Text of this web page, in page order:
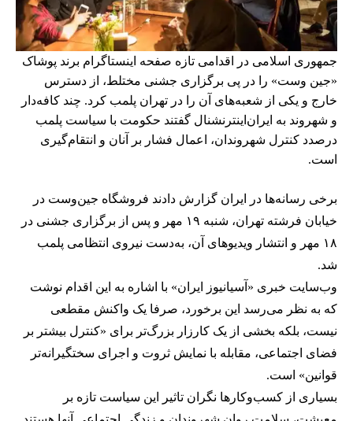
جمهوری اسلامی در اقدامی تازه صفحه اینستاگرام برند پوشاک
«جین وست» را در پی برگزاری جشنی مختلط، از دسترس
خارج و یکی از شعبه‌های آن را در تهران پلمب کرد. چند کافه‌‌دار
و شهروند به ایران‌اینترنشنال گفتند حکومت با سیاست پلمب
درصدد کنترل شهروندان، اعمال فشار بر آنان و انتقام‌گیری
است.
برخی رسانه‌ها در ایران گزارش دادند فروشگاه جین‌وست در
خیابان فرشته تهران، شنبه ۱۹ مهر و پس از برگزاری جشنی در
۱۸ مهر و انتشار ویدیوهای آن، به‌دست نیروی انتظامی پلمب
شد.
وب‌سایت خبری «آسیانیوز ایران» با اشاره به این اقدام نوشت
که به نظر می‌رسد این برخورد، صرفا یک واکنش مقطعی
نیست، بلکه بخشی از یک کارزار بزرگ‌تر برای «کنترل بیشتر بر
فضای اجتماعی، مقابله با نمایش ثروت و اجرای سختگیرانه‌تر
قوانین» است.
بسیاری از کسب‌وکارها نگران تاثیر این سیاست‌ تازه بر